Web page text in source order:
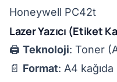
Honeywell PC42t
Lazer Yazıcı (Etiket
🖨️ Teknoloji: Toner
📄 Format: A4